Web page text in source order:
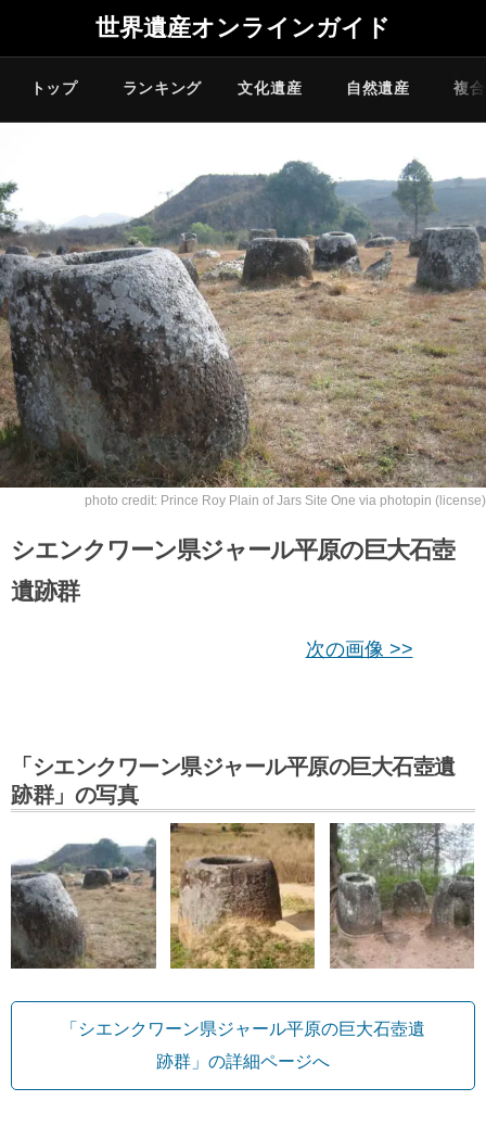
世界遺産オンラインガイド
トップ ランキング 文化遺産 自然遺産 複
photo credit: Prince Roy Plain of Jars Site One via photopin (license)
シエンクワーン県ジャール平原の巨大石壺
遺跡群
次の画像 >>
「シエンクワーン県ジャール平原の巨大石壺遺
跡群」の写真
「シエンクワーン県ジャール平原の巨大石壺遺
跡群」の詳細ページへ